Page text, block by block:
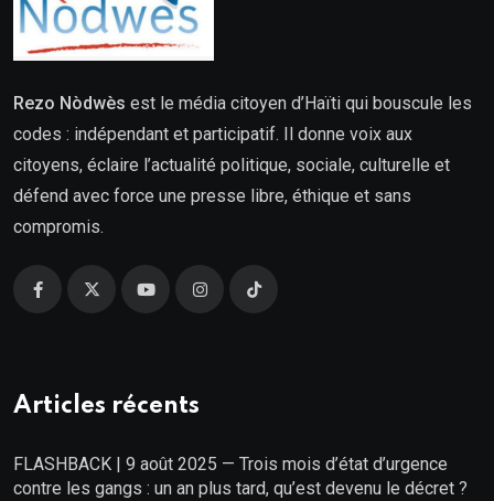
Rezo Nòdwès est le média citoyen d’Haïti qui bouscule les
codes : indépendant et participatif. Il donne voix aux
citoyens, éclaire l’actualité politique, sociale, culturelle et
défend avec force une presse libre, éthique et sans
compromis.
Articles récents
FLASHBACK | 9 août 2025 — Trois mois d’état d’urgence
contre les gangs : un an plus tard, qu’est devenu le décret ?